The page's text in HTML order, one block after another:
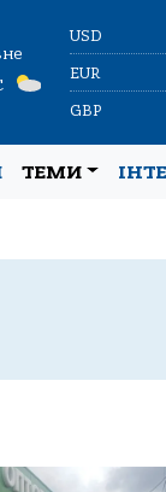
USD
EUR
GBP
ТЕМИ